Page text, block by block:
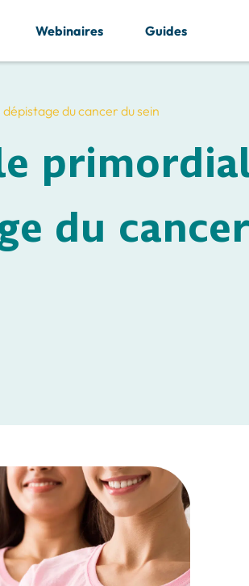
du cancer du sein
du
Webinaires Guides